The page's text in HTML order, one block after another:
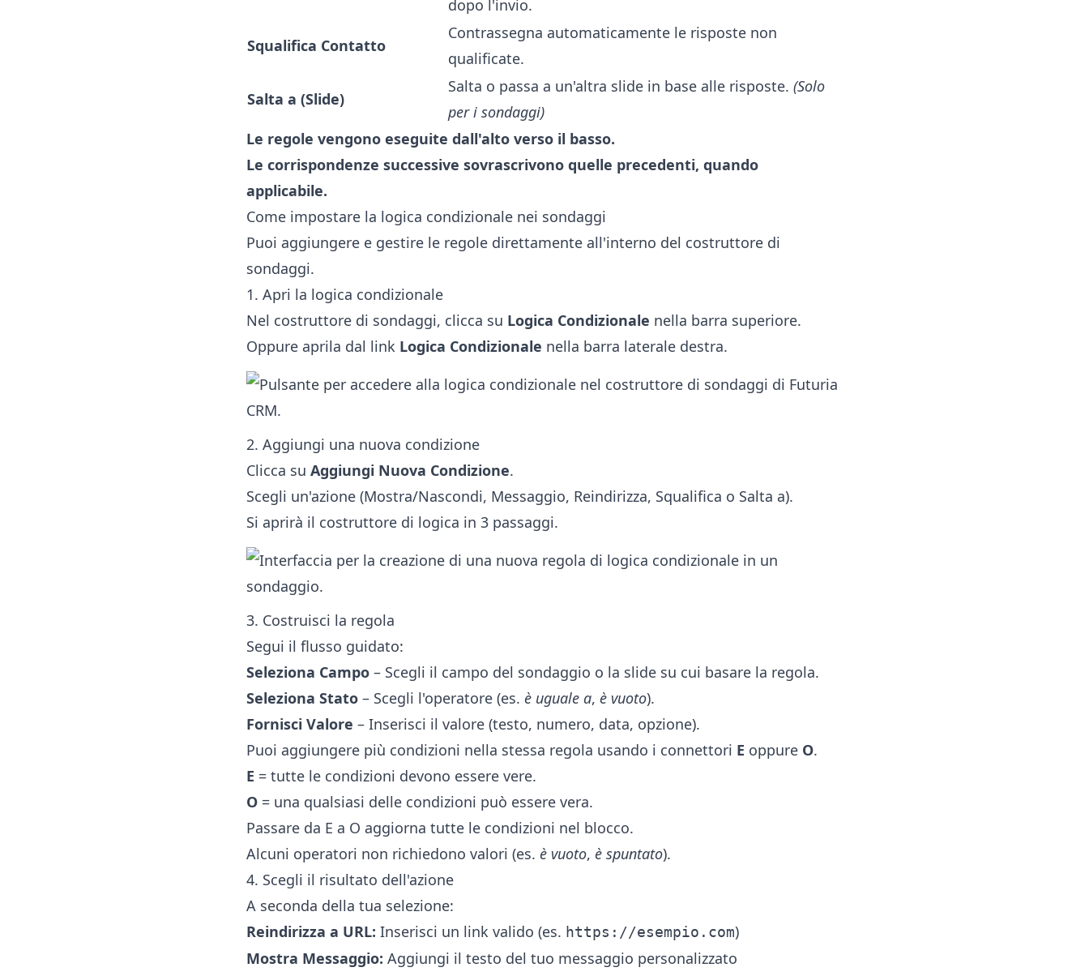
dopo l'invio.
Squalifica Contatto
Contrassegna automaticamente le risposte non
qualificate.
Salta a (Slide)
Salta o passa a un'altra slide in base alle risposte. (Solo
per i sondaggi)
Le regole vengono eseguite dall'alto verso il basso.
Le corrispondenze successive sovrascrivono quelle precedenti, quando
applicabile.
Come impostare la logica condizionale nei sondaggi
Puoi aggiungere e gestire le regole direttamente all'interno del costruttore di
sondaggi.
1. Apri la logica condizionale
Nel costruttore di sondaggi, clicca su Logica Condizionale nella barra superiore.
Oppure aprila dal link Logica Condizionale nella barra laterale destra.
2. Aggiungi una nuova condizione
Clicca su Aggiungi Nuova Condizione.
Scegli un'azione (Mostra/Nascondi, Messaggio, Reindirizza, Squalifica o Salta a).
Si aprirà il costruttore di logica in 3 passaggi.
3. Costruisci la regola
Segui il flusso guidato:
Seleziona Campo – Scegli il campo del sondaggio o la slide su cui basare la regola.
Seleziona Stato – Scegli l'operatore (es. è uguale a, è vuoto).
Fornisci Valore – Inserisci il valore (testo, numero, data, opzione).
Puoi aggiungere più condizioni nella stessa regola usando i connettori E oppure O.
E = tutte le condizioni devono essere vere.
O = una qualsiasi delle condizioni può essere vera.
Passare da E a O aggiorna tutte le condizioni nel blocco.
Alcuni operatori non richiedono valori (es. è vuoto, è spuntato).
4. Scegli il risultato dell'azione
A seconda della tua selezione:
Reindirizza a URL: Inserisci un link valido (es. https://esempio.com)
Mostra Messaggio: Aggiungi il testo del tuo messaggio personalizzato